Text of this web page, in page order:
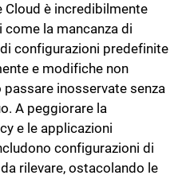
è incredibilmente
la mancanza di
configurazioni predefinite
e modifiche non
inosservate senza
A peggiorare la
e le applicazioni
configurazioni di
rilevare, ostacolando le